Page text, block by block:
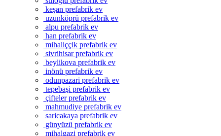
keşan prefabrik ev
uzunköprü prefabrik ev
alpu prefabrik ev
han prefabrik ev
mihaliççik prefabrik ev
sivrihisar prefabrik ev
beylikova prefabrik ev
inönü prefabrik ev
odunpazari prefabrik ev
tepebaşi prefabrik ev
çifteler prefabrik ev
mahmudiye prefabrik ev
saricakaya prefabrik ev
günyüzü prefabrik ev
mihalgazi prefabrik ev